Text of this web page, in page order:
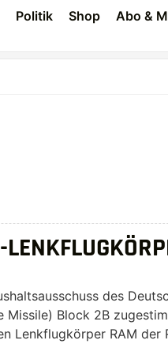
Politik Shop Abo &
des
Block 2B
Lenkflugkörper RAM der